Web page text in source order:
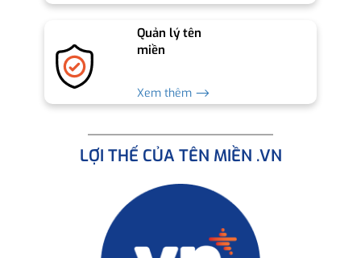
Quản lý tên
miền
Xem thêm ⟶
LỢI THẾ CỦA TÊN MIỀN .VN